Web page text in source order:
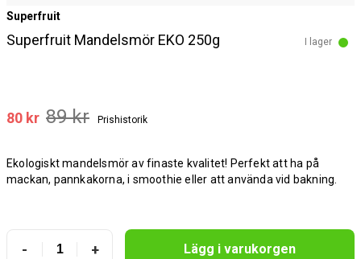
Superfruit
Superfruit Mandelsmör EKO 250g I lager
80 kr 89 kr Prishistorik
Ekologiskt mandelsmör av finaste kvalitet! Perfekt att ha på
mackan, pannkakorna, i smoothie eller att använda vid bakning.
- + Lägg i varukorgen